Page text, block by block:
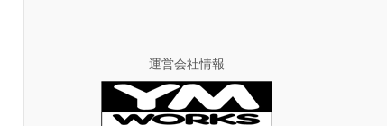
運営会社情報